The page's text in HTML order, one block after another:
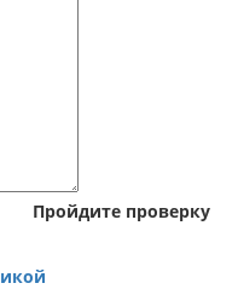
Пройдите проверку